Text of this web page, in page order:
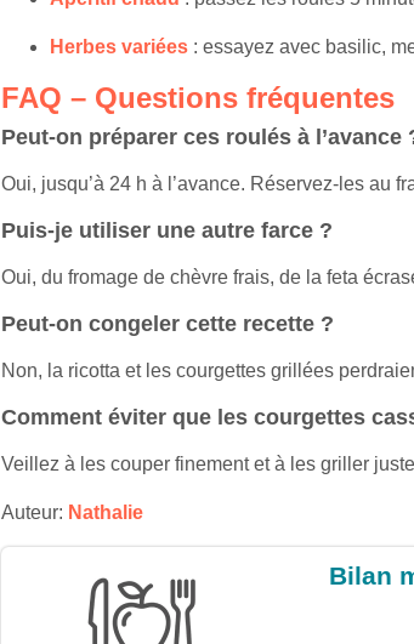
Herbes variées : essayez avec basilic,
FAQ – Questions fréquentes
Peut-on préparer ces roulés à l’avance
Oui, jusqu’à 24 h à l’avance. Réservez-les au
Puis-je utiliser une autre farce ?
Oui, du fromage de chèvre frais, de la feta
Peut-on congeler cette recette ?
Non, la ricotta et les courgettes grillées
Comment éviter que les courgettes
Veillez à les couper finement et à les griller
Auteur: Nathalie
Bilan